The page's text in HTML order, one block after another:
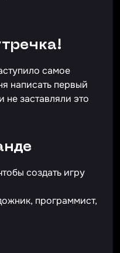
самое
написать первый
не заставляли это
создать игру
программист,